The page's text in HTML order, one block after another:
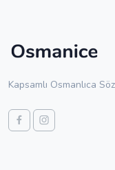
Kapsamlı Osmanlıca